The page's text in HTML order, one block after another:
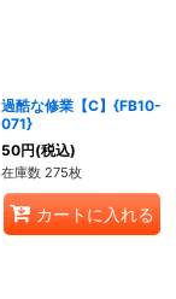
過酷な修業【C】{FB10-
071}
50円(税込)
在庫数 275枚
カートに入れる